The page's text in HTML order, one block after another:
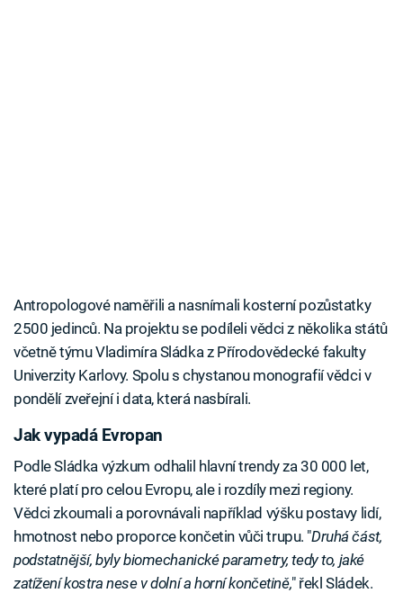
Antropologové naměřili a nasnímali kosterní pozůstatky
2500 jedinců. Na projektu se podíleli vědci z několika států
včetně týmu Vladimíra Sládka z Přírodovědecké fakulty
Univerzity Karlovy. Spolu s chystanou monografií vědci v
pondělí zveřejní i data, která nasbírali.
Jak vypadá Evropan
Podle Sládka výzkum odhalil hlavní trendy za 30 000 let,
které platí pro celou Evropu, ale i rozdíly mezi regiony.
Vědci zkoumali a porovnávali například výšku postavy lidí,
hmotnost nebo proporce končetin vůči trupu. "Druhá část,
podstatnější, byly biomechanické parametry, tedy to, jaké
zatížení kostra nese v dolní a horní končetině," řekl Sládek.